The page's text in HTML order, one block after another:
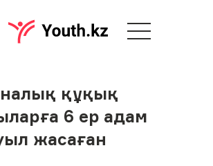
құқық
6 ер адам
жасаған